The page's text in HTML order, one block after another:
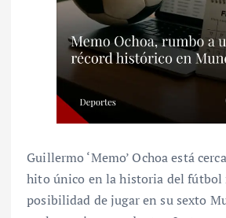
Guillermo ‘Memo’ Ochoa está
hito único en la historia del fútbol
posibilidad de jugar en su sexto